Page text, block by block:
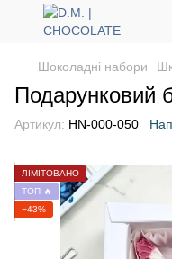
Шоколадні набори
Подарунковий
Артикул: HN-000-050
ЛІМІТОВАНО
ТОП 🔥
−43%